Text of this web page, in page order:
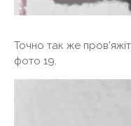
Точно так же
фото 19.